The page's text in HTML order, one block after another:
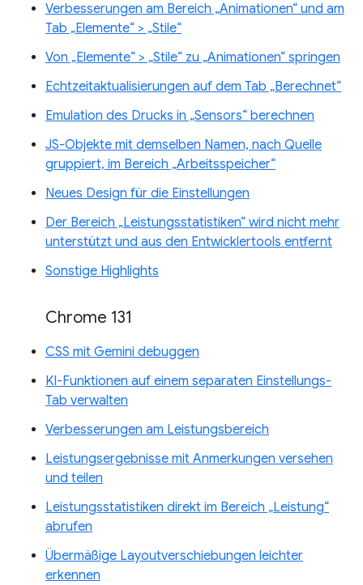
Verbesserungen am Bereich „Animationen“ und am
Tab „Elemente“ > „Stile“
Von „Elemente“ > „Stile“ zu „Animationen“ springen
Echtzeitaktualisierungen auf dem Tab „Berechnet“
Emulation des Drucks in „Sensors“ berechnen
JS-Objekte mit demselben Namen, nach Quelle
gruppiert, im Bereich „Arbeitsspeicher“
Neues Design für die Einstellungen
Der Bereich „Leistungsstatistiken“ wird nicht mehr
unterstützt und aus den Entwicklertools entfernt
Sonstige Highlights
Chrome 131
CSS mit Gemini debuggen
KI-Funktionen auf einem separaten Einstellungs-
Tab verwalten
Verbesserungen am Leistungsbereich
Leistungsergebnisse mit Anmerkungen versehen
und teilen
Leistungsstatistiken direkt im Bereich „Leistung“
abrufen
Übermäßige Layoutverschiebungen leichter
erkennen